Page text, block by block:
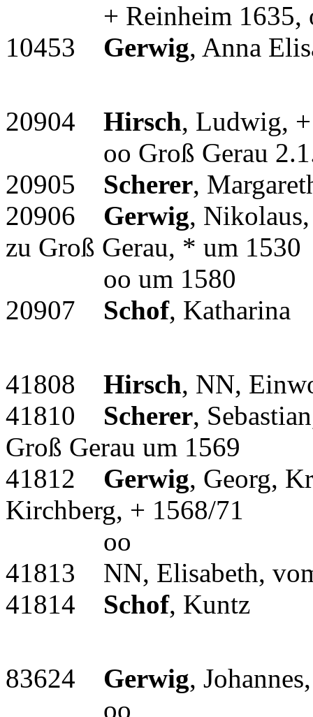
+ Reinheim 1635, oo
10453 Gerwig, Anna
20904 Hirsch, Ludwig,
oo Groß Gerau
20905 Scherer,
20906 Gerwig,
zu Groß Gerau, * um 1530
oo um 1580
20907 Schof, Katharina
41808 Hirsch, NN,
41810 Scherer,
Groß Gerau um 1569
41812 Gerwig, Georg,
Kirchberg, + 1568/71
oo
41813 NN, Elisabeth,
41814 Schof, Kuntz
83624 Gerwig,
oo